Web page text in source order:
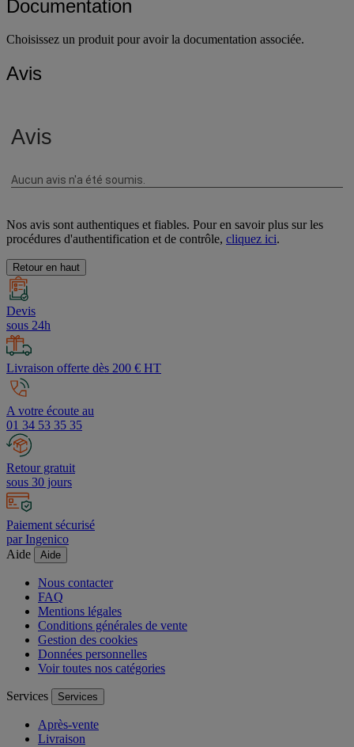
Documentation
Avis
Nos avis sont authentiques et fiables. Pour en savoir plus sur les
Retour en haut
Devis
sous 24h
Livraison offerte dès 200 € HT
A votre écoute au
01 34 53 35 35
Retour gratuit
sous 30 jours
Paiement sécurisé
par Ingenico
Aide
Nous contacter
FAQ
Mentions légales
Conditions générales de vente
Gestion des cookies
Données personnelles
Services
Après-vente